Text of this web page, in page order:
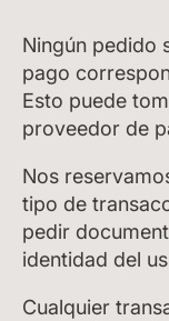
Ningún pedido
pago
Esto puede
proveedor de
Nos
tipo de
pedir
identidad del
Cualquier